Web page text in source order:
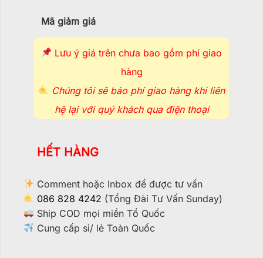
Mã giảm giá
Lưu ý giá trên chưa bao gồm phí giao
hàng
Chúng tôi sẽ báo phí giao hàng khi liên
hệ lại với quý khách qua điện thoại
HẾT HÀNG
Comment hoặc Inbox để được tư vấn
086 828 4242 (Tổng Đài Tư Vấn Sunday)
Ship COD mọi miền Tổ Quốc
Cung cấp sỉ/ lẻ Toàn Quốc